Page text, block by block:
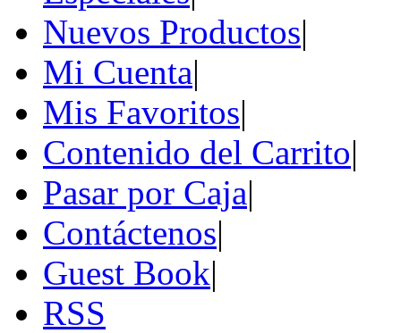
Nuevos Productos|
Mi Cuenta|
Mis Favoritos|
Contenido del Carrito|
Pasar por Caja|
Contáctenos|
Guest Book|
RSS